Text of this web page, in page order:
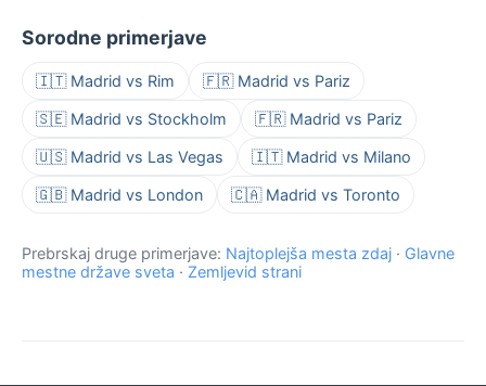
Sorodne primerjave
🇮🇹 Madrid vs Rim 🇫🇷 Madrid vs Pariz
🇸🇪 Madrid vs Stockholm 🇫🇷 Madrid vs Pariz
🇺🇸 Madrid vs Las Vegas 🇮🇹 Madrid vs Milano
🇬🇧 Madrid vs London 🇨🇦 Madrid vs Toronto
Prebrskaj druge primerjave: Najtoplejša mesta zdaj · Glavne
mestne države sveta · Zemljevid strani